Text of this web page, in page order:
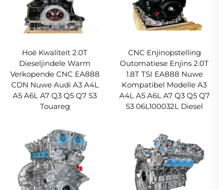
Hoë Kwaliteit 2.0T
Dieseljindele Warm
Verkopende CNC EA888
CDN Nuwe Audi A3 A4L
A5 A6L A7 Q3 Q5 Q7 S3
Touareg
CNC Enjinopstelling
Outomatiese Enjins 2.0T
1.8T TSI EA888 Nuwe
Kompatibel Modelle A3
A4L A5 A6L A7 Q3 Q5 Q7
S3 06L100032L Diesel